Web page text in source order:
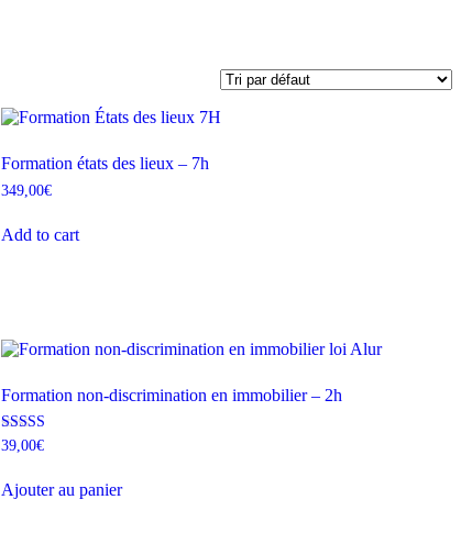
Formation états des lieux – 7h
349,00€
Add to cart
Formation non-discrimination en immobilier – 2h
Note
4.88
39,00€
Ajouter au panier